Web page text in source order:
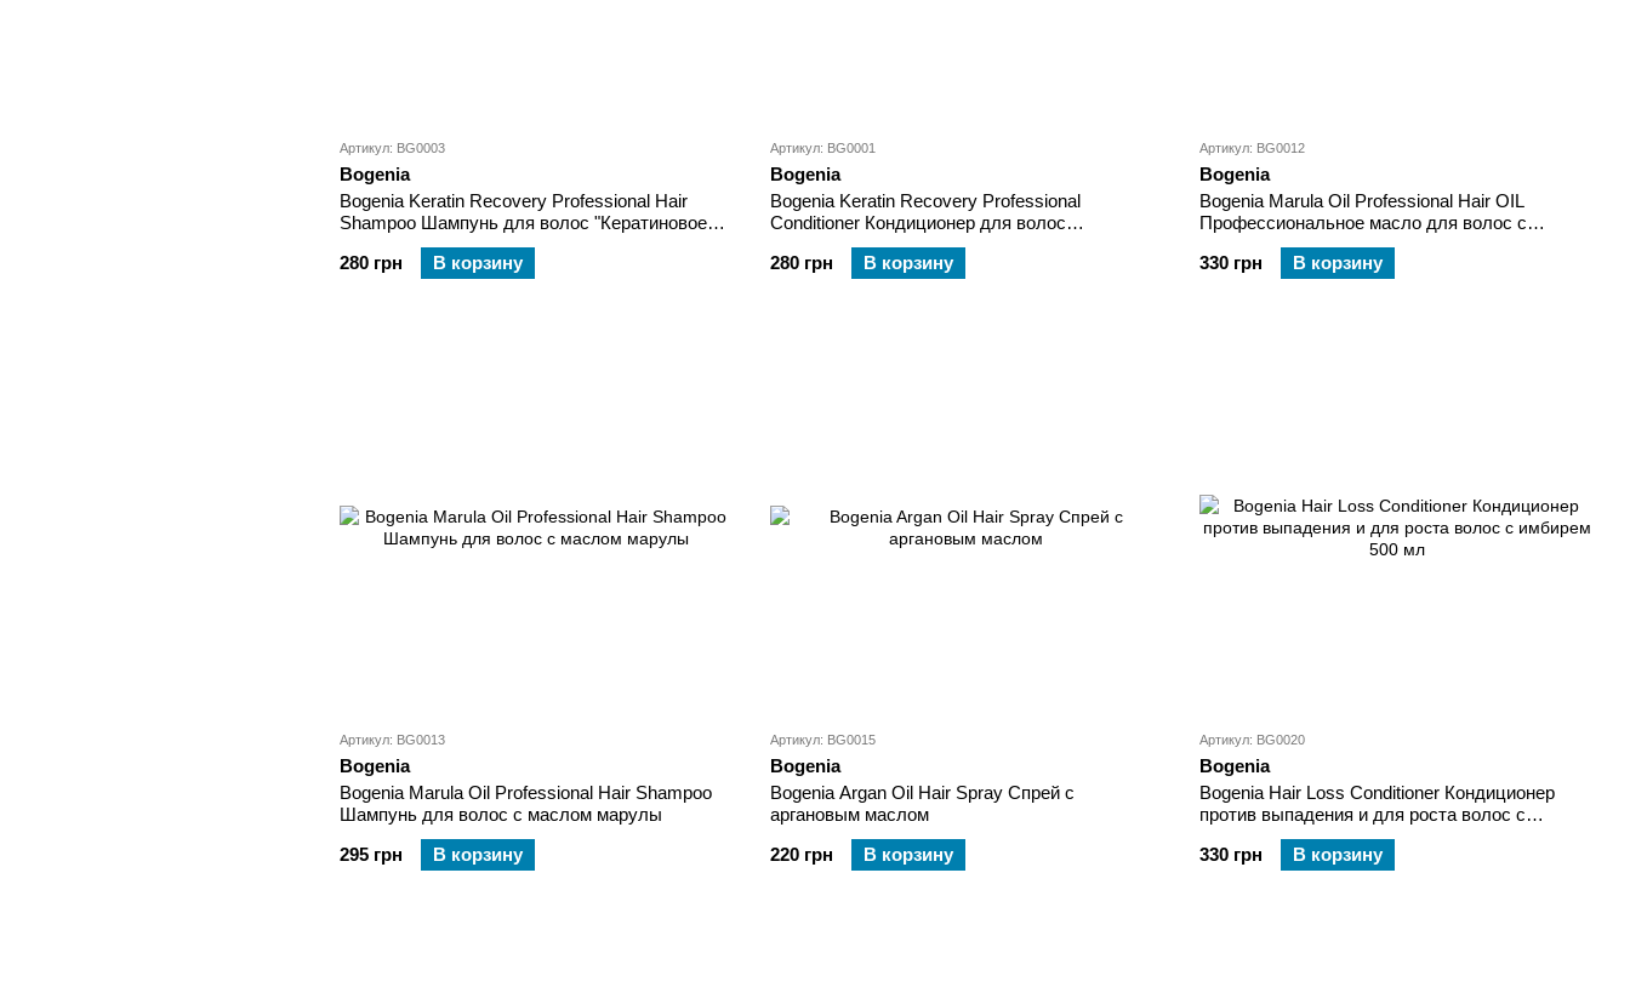
Артикул: BG0003
Bogenia
Bogenia Keratin Recovery Professional Hair
Shampoo Шампунь для волос "Кератиновое
восстановление" 400 мл
280 грн
В корзину
Артикул: BG0001
Bogenia
Bogenia Keratin Recovery Professional
Conditioner Кондиционер для волос
"Кератиновое восстановление" 400 мл
280 грн
В корзину
Артикул: BG0012
Bogenia
Bogenia Marula Oil Professional Hair OIL
Профессиональное масло для волос с
маслом марулы
330 грн
В корзину
Артикул: BG0013
Bogenia
Bogenia Marula Oil Professional Hair Shampoo
Шампунь для волос с маслом марулы
295 грн
В корзину
Артикул: BG0015
Bogenia
Bogenia Argan Oil Hair Spray Спрей с
аргановым маслом
220 грн
В корзину
Артикул: BG0020
Bogenia
Bogenia Hair Loss Conditioner Кондиционер
против выпадения и для роста волос с
имбирем 500 мл
330 грн
В корзину